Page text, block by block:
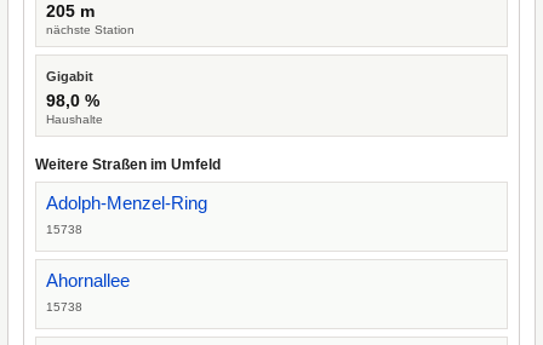
205 m
nächste Station
Gigabit
98,0 %
Haushalte
Weitere Straßen im Umfeld
Adolph-Menzel-Ring
15738
Ahornallee
15738